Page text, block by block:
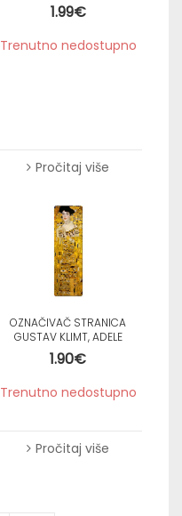
1.99€
Trenutno nedostupno
Pročitaj više
OZNAČIVAČ STRANICA
GUSTAV KLIMT, ADELE
1.90€
Trenutno nedostupno
Pročitaj više